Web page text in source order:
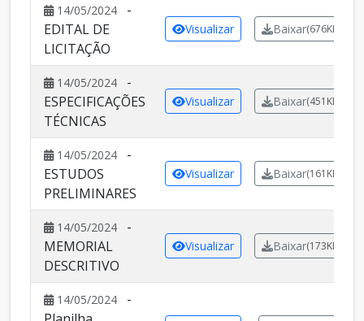
14/05/2024
-
EDITAL DE
LICITAÇÃO
Visualizar Baixar(676KB)
14/05/2024
-
ESPECIFICAÇÕES
TÉCNICAS
Visualizar Baixar(451KB)
14/05/2024
-
ESTUDOS
PRELIMINARES
Visualizar Baixar(161KB)
14/05/2024
-
MEMORIAL
DESCRITIVO
Visualizar Baixar(173KB)
14/05/2024
-